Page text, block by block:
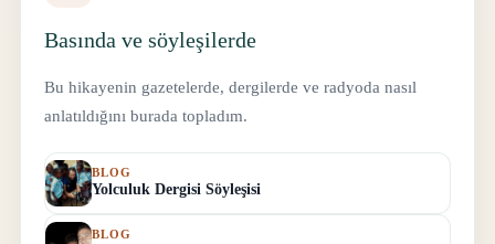
Basında ve söyleşilerde
Bu hikayenin gazetelerde, dergilerde ve radyoda nasıl
anlatıldığını burada topladım.
BLOG
Yolculuk Dergisi Söyleşisi
BLOG